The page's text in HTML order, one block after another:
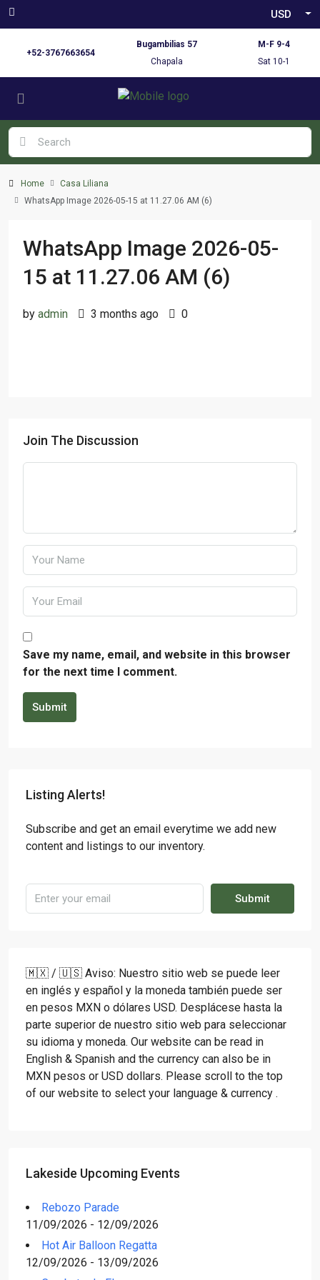
USD
+52-3767663654
Bugambilias 57
Chapala
M-F 9-4
Sat 10-1
Home
Casa Liliana
WhatsApp Image 2026-05-15 at 11.27.06 AM (6)
WhatsApp Image 2026-05-
15 at 11.27.06 AM (6)
by admin 3 months ago 0
Join The Discussion
Save my name, email, and website in this browser
for the next time I comment.
Submit
Listing Alerts!
Subscribe and get an email everytime we add new
content and listings to our inventory.
Submit
🇲🇽 / 🇺🇸 Aviso: Nuestro sitio web se puede leer
en inglés y español y la moneda también puede ser
en pesos MXN o dólares USD. Desplácese hasta la
parte superior de nuestro sitio web para seleccionar
su idioma y moneda. Our website can be read in
English & Spanish and the currency can also be in
MXN pesos or USD dollars. Please scroll to the top
of our website to select your language & currency .
Lakeside Upcoming Events
Rebozo Parade
11/09/2026 - 12/09/2026
Hot Air Balloon Regatta
12/09/2026 - 13/09/2026